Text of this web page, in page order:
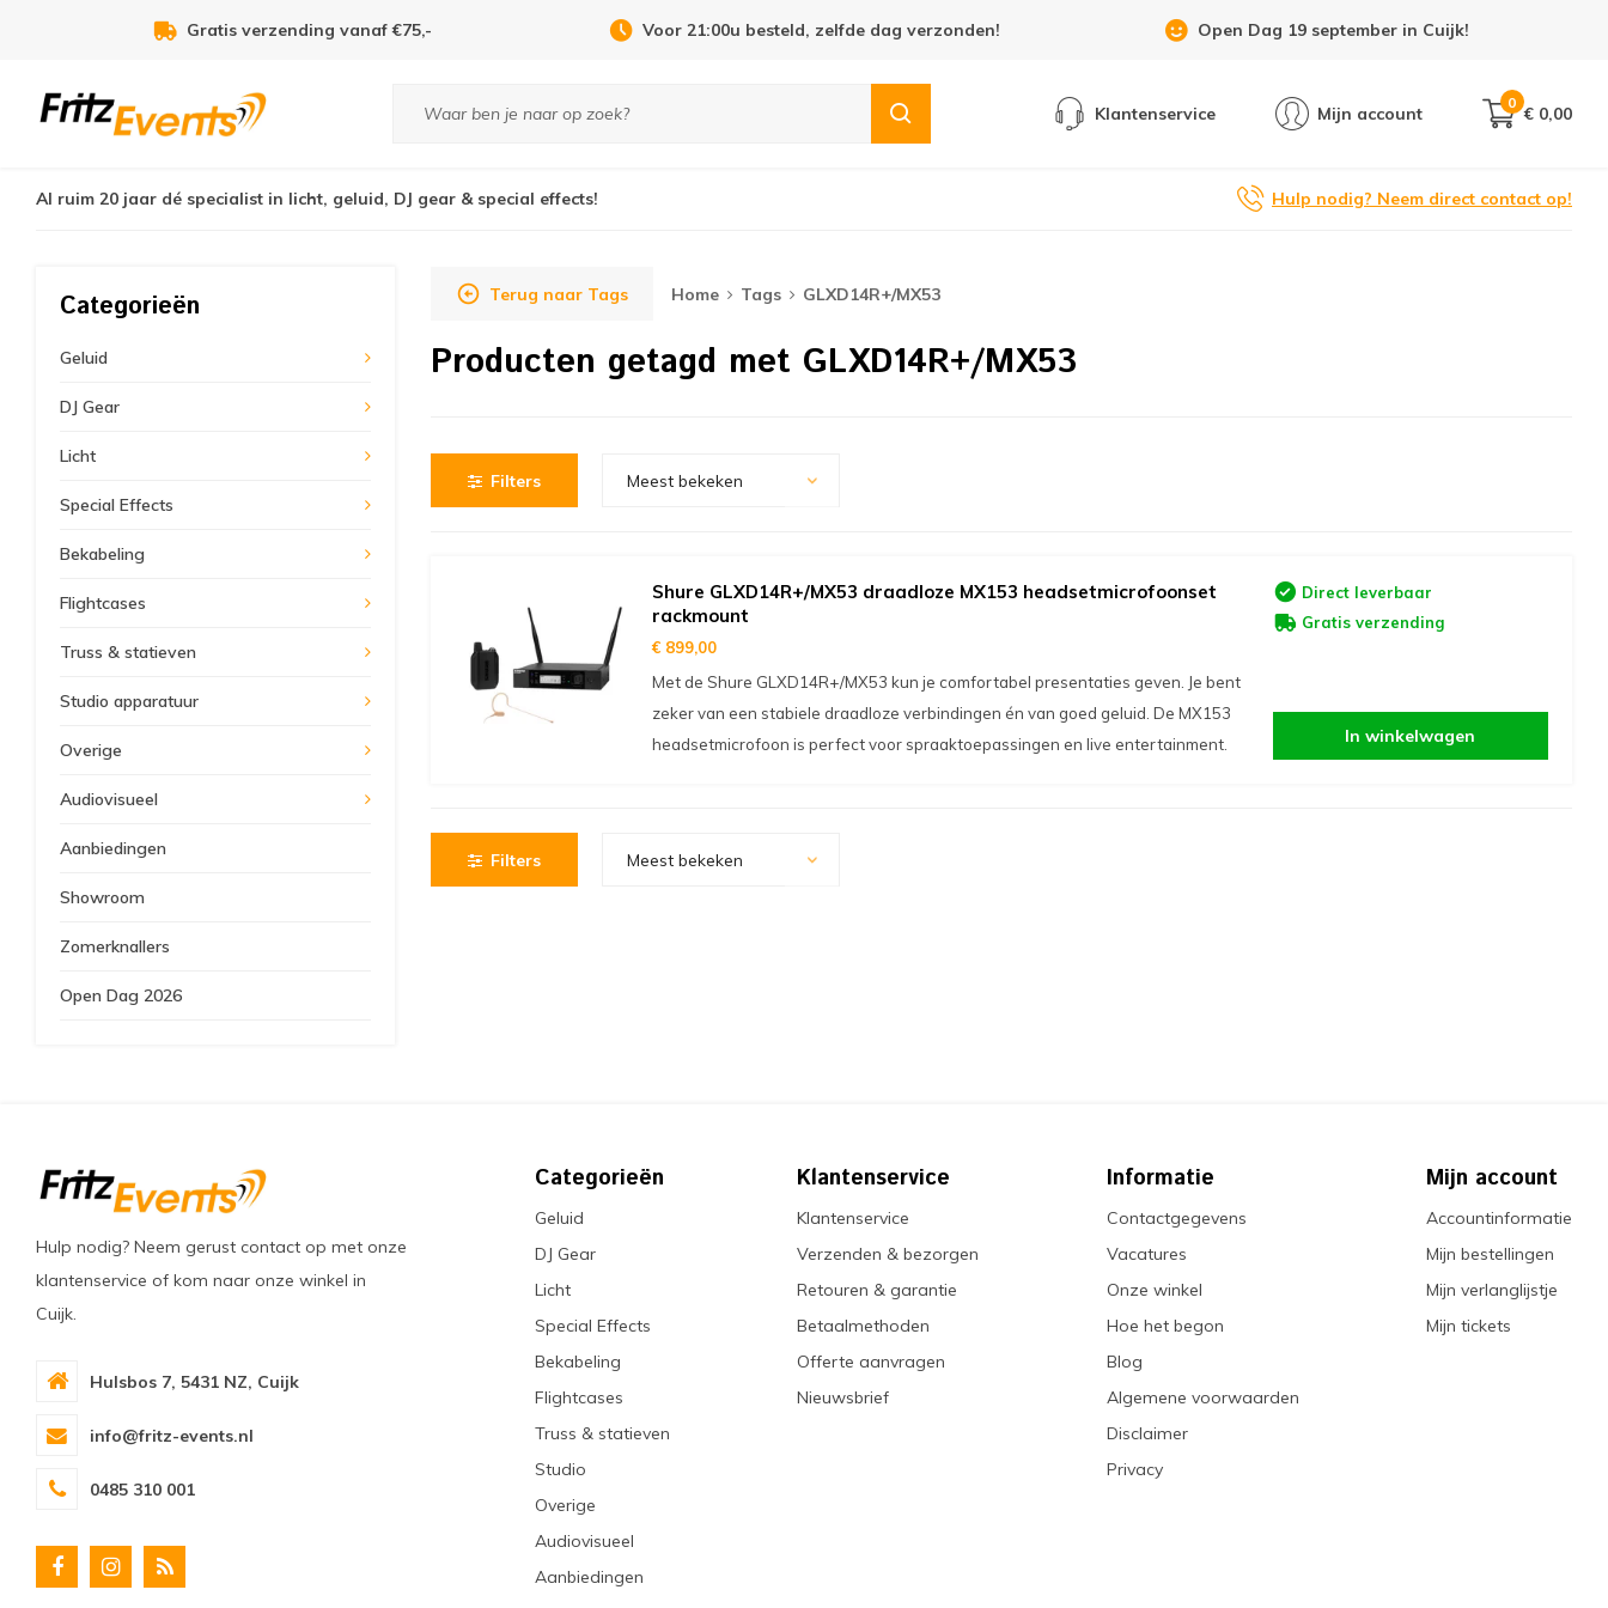
Gratis verzending vanaf €75,- Voor 21:00u besteld, zelfde dag verzonden! Open Dag 19 september in Cuijk!
Klantenservice Mijn account
0
€ 0,00
Al ruim 20 jaar dé specialist in licht, geluid, DJ gear & special effects! Hulp nodig? Neem direct contact op!
Categorieën
Geluid
DJ Gear
Licht
Special Effects
Bekabeling
Flightcases
Truss & statieven
Studio apparatuur
Overige
Audiovisueel
Aanbiedingen
Showroom
Zomerknallers
Open Dag 2026
Terug naar Tags Home Tags GLXD14R+/MX53
Producten getagd met GLXD14R+/MX53
Filters Meest bekeken
Shure GLXD14R+/MX53 draadloze MX153 headsetmicrofoonset
rackmount
€ 899,00
Met de Shure GLXD14R+/MX53 kun je comfortabel presentaties geven. Je bent
zeker van een stabiele draadloze verbindingen én van goed geluid. De MX153
headsetmicrofoon is perfect voor spraaktoepassingen en live entertainment.
Direct leverbaar
Gratis verzending
In winkelwagen
Filters Meest bekeken
Hulp nodig? Neem gerust contact op met onze
klantenservice of kom naar onze winkel in
Cuijk.
Hulsbos 7, 5431 NZ, Cuijk
info@fritz-events.nl
0485 310 001
Categorieën
Geluid
DJ Gear
Licht
Special Effects
Bekabeling
Flightcases
Truss & statieven
Studio
Overige
Audiovisueel
Aanbiedingen
Klantenservice
Klantenservice
Verzenden & bezorgen
Retouren & garantie
Betaalmethoden
Offerte aanvragen
Nieuwsbrief
Informatie
Contactgegevens
Vacatures
Onze winkel
Hoe het begon
Blog
Algemene voorwaarden
Disclaimer
Privacy
Mijn account
Accountinformatie
Mijn bestellingen
Mijn verlanglijstje
Mijn tickets